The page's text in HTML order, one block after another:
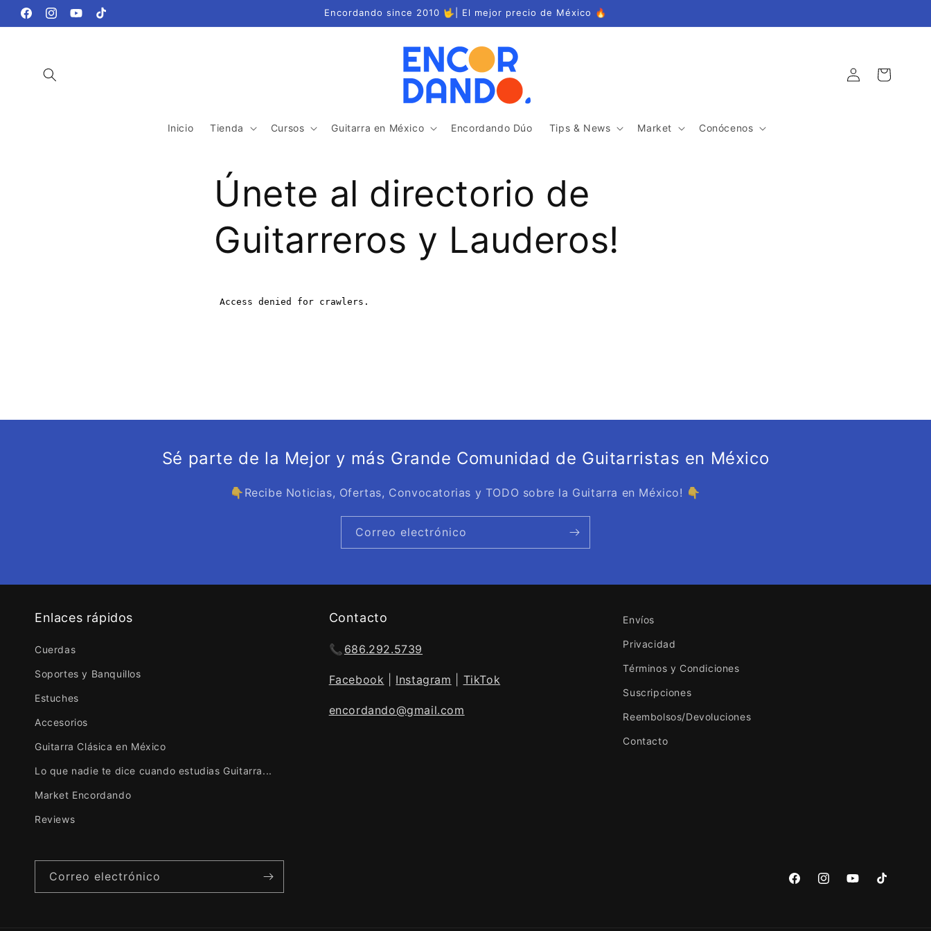
directamente
al contenido
FacebookInstagramYouTubeTikTok
Encordando since 2010 🤟| El mejor precio de México 🔥
Inicio Tienda Cursos Guitarra en México Encordando Dúo Tips & News Market Conócenos
Iniciar
sesión
Carrito
Únete al directorio de
Guitarreros y Lauderos!
Sé parte de la Mejor y más Grande Comunidad de Guitarristas en México
👇Recibe Noticias, Ofertas, Convocatorias y TODO sobre la Guitarra en México! 👇
Correo electrónico
Enlaces rápidos
Cuerdas
Soportes y Banquillos
Estuches
Accesorios
Guitarra Clásica en México
Lo que nadie te dice cuando estudias Guitarra...
Market Encordando
Reviews
Contacto
📞 686.292.5739
Facebook Instagram TikTok
encordando@gmail.com
Envíos
Privacidad
Términos y Condiciones
Suscripciones
Reembolsos/Devoluciones
Contacto
Correo electrónico
FacebookInstagramYouTubeTikTok